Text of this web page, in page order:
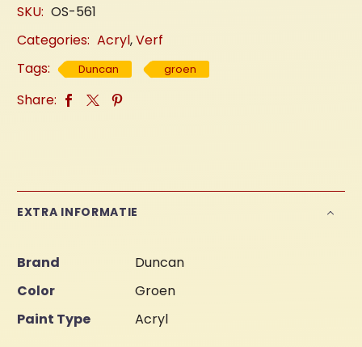
SKU: OS-561
Categories: Acryl,Verf
Tags:
Duncan groen
Share:
EXTRA INFORMATIE
Brand
Duncan
Color
Groen
Paint Type
Acryl